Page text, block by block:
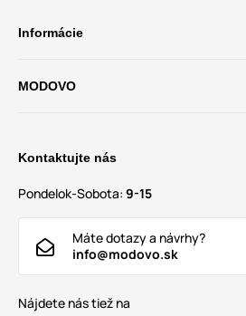
Informácie
MODOVO
Kontaktujte nás
Pondelok-Sobota: 9-15
Máte dotazy a návrhy?
info@modovo.sk
Nájdete nás tiež na